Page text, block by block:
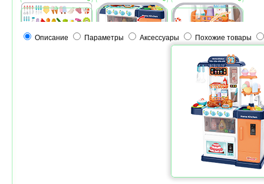
Описание Параметры Аксессуары Похожие товары